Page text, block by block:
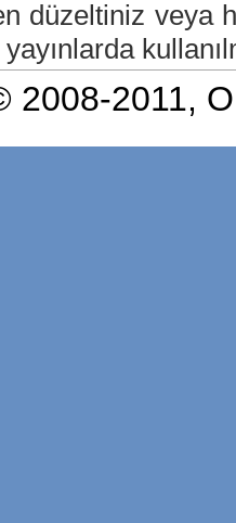
düzeltiniz veya
2008-2011,